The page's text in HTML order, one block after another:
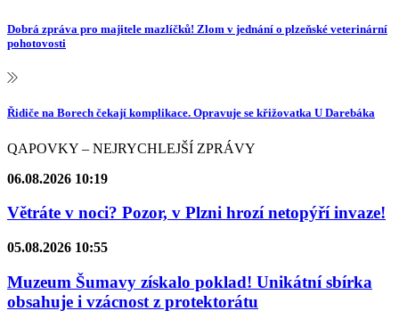
Dobrá zpráva pro majitele mazlíčků! Zlom v jednání o plzeňské veterinární
pohotovosti
Řidiče na Borech čekají komplikace. Opravuje se křižovatka U Darebáka
QAPOVKY – NEJRYCHLEJŠÍ ZPRÁVY
06.08.2026 10:19
Větráte v noci? Pozor, v Plzni hrozí netopýří invaze!
05.08.2026 10:55
Muzeum Šumavy získalo poklad! Unikátní sbírka
obsahuje i vzácnost z protektorátu